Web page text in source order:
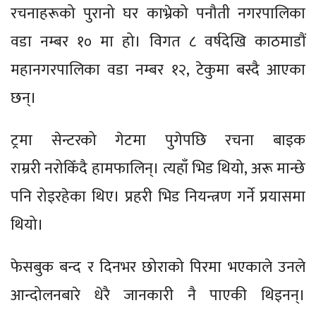
रचनाहरूको पुरानो घर काभ्रेको पनौती नगरपालिका
वडा नम्बर १० मा हो। विगत ८ वर्षदेखि काठमाडौं
महानगरपालिका वडा नम्बर १२, टेकुमा बस्दै आएका
छन्।
ट्रमा सेन्टरको गेटमा पुगेपछि रचना बाइक
राम्ररी नरोकिँदै हामफालिन्। त्यहाँ भिड थियो, अरू मान्छे
पनि रोइरहेका थिए। प्रहरी भिड नियन्त्रण गर्ने प्रयासमा
थियो।
फेसबुक बन्द र दिनभर छोराको पिरमा भएकाले उनले
आन्दोलनबारे धेरै जानकारी नै पाएकी थिइनन्।